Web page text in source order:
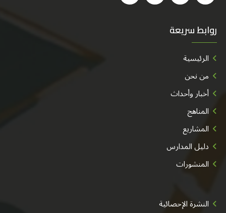
روابط سريعة
الرئيسية
من نحن
أخبار وأحداث
المناهج
المشاريع
دليل المدارس
المنشورات
النشرة الإحصائية